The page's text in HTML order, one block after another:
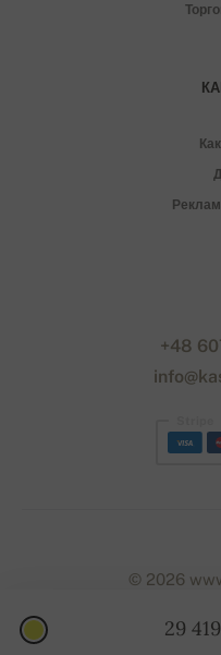
29
+48
© 2026
Designed with by